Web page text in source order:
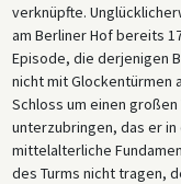
verknüpfte.
am Berliner Hof bereits
Episode, die derjenigen
nicht mit Glockentürmen
Schloss um einen
unterzubringen, das er
mittelalterliche
des Turms nicht tragen,